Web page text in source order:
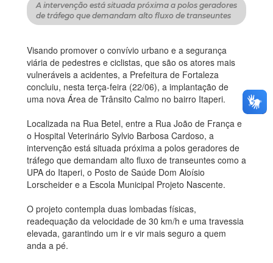
A intervenção está situada próxima a polos geradores
de tráfego que demandam alto fluxo de transeuntes
Visando promover o convívio urbano e a segurança
viária de pedestres e ciclistas, que são os atores mais
vulneráveis a acidentes, a Prefeitura de Fortaleza
concluiu, nesta terça-feira (22/06), a implantação de
uma nova Área de Trânsito Calmo no bairro Itaperi.
Localizada na Rua Betel, entre a Rua João de França e
o Hospital Veterinário Sylvio Barbosa Cardoso, a
intervenção está situada próxima a polos geradores de
tráfego que demandam alto fluxo de transeuntes como a
UPA do Itaperi, o Posto de Saúde Dom Aloísio
Lorscheider e a Escola Municipal Projeto Nascente.
O projeto contempla duas lombadas físicas,
readequação da velocidade de 30 km/h e uma travessia
elevada, garantindo um ir e vir mais seguro a quem
anda a pé.